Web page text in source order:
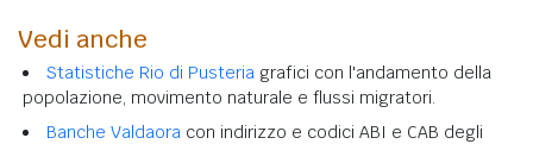
Vedi anche
Statistiche Rio di Pusteria grafici con l'andamento della
popolazione, movimento naturale e flussi migratori.
Banche Valdaora con indirizzo e codici ABI e CAB degli